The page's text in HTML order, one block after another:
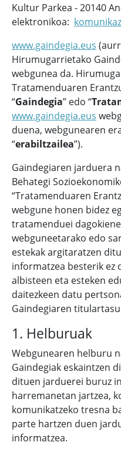
Kultur Parkea - 20140
elektronikoa:
www.gaindegia.eus
Hirumugarrietako
webgunea da.
Tratamenduaren
“Gaindegia” edo “
www.gaindegia.eus
duena, webgunearen
“erabiltzailea”).
Gaindegiaren jarduera
Behategi
“Tratamenduaren
webgune honen bidez
tratamenduei
webguneetarako edo
estekak argitaratzen
informatzea besterik ez
albisteen eta esteken
daitezkeen datu
Gaindegiaren
1. Helburuak
Webgunearen helburu
Gaindegiak eskaintzen
dituen jarduerei buruz
harremanetan jartzea,
komunikatzeko tresna
parte hartzen duen
informatzea.